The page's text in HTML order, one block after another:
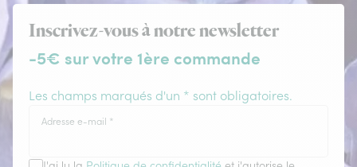
Inscrivez-vous à notre newsletter
-5€ sur votre 1ère commande
Les champs marqués d'un * sont obligatoires.
Adresse e-mail *